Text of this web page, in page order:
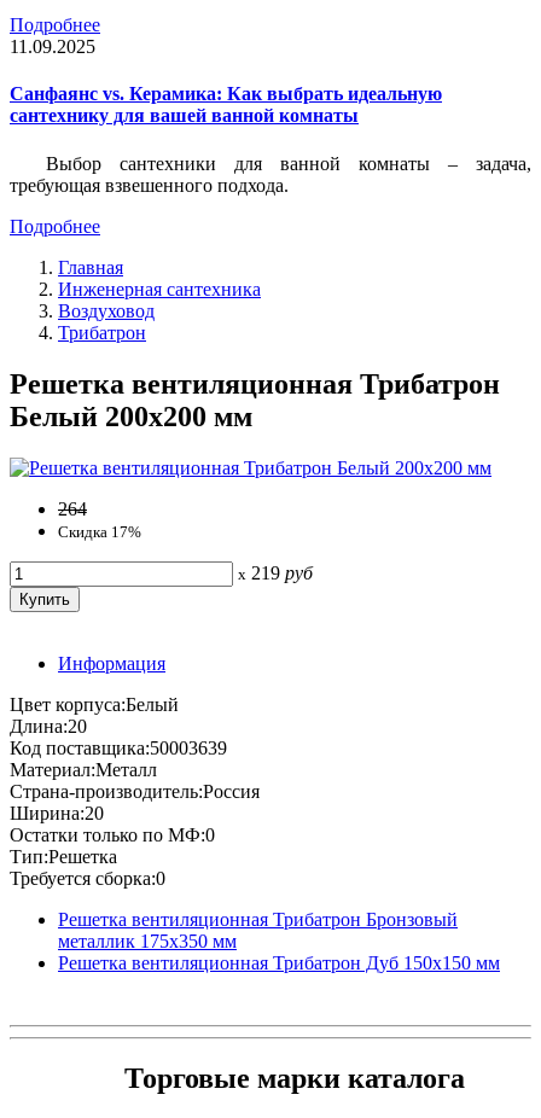
Подробнее
11.09.2025
Санфаянс vs. Керамика: Как выбрать идеальную
сантехнику для вашей ванной комнаты
Выбор сантехники для ванной комнаты – задача,
требующая взвешенного подхода.
Подробнее
Главная
Инженерная сантехника
Воздуховод
Трибатрон
Решетка вентиляционная Трибатрон
Белый 200x200 мм
264
Скидка 17%
x 219 руб
Информация
Цвет корпуса:Белый
Длина:20
Код поставщика:50003639
Материал:Металл
Страна-производитель:Россия
Ширина:20
Остатки только по МФ:0
Тип:Решетка
Требуется сборка:0
Решетка вентиляционная Трибатрон Бронзовый
металлик 175x350 мм
Решетка вентиляционная Трибатрон Дуб 150x150 мм
Торговые марки каталога